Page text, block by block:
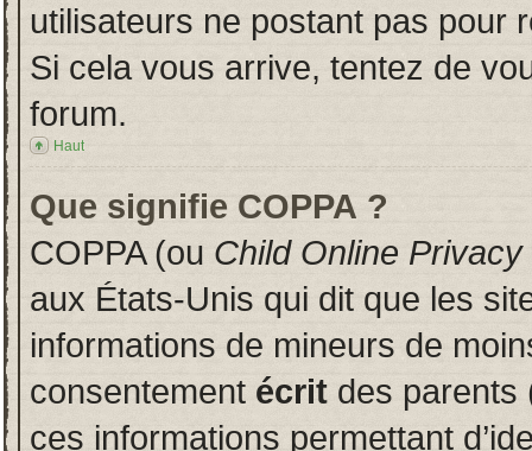
utilisateurs ne postant pas pour
Si cela vous arrive, tentez de
forum.
Haut
Que signifie COPPA ?
COPPA (ou Child Online
aux États-Unis qui dit que les
informations de mineurs de
consentement écrit des parents
ces informations permettant